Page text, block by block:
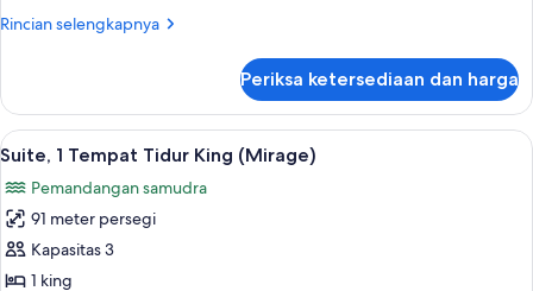
Tidur
Explorer)
Rincian selengkapnya
Rincian
Kamar
Premium,
1
Tidur
King
(Spa
Explorer)
Periksa ketersediaan dan harga
Lihat
semua
foto
untuk
Suite,
1
Suite, 1 Tempat Tidur King (Mirage) |
7
Suite, 1 Tempat Tidur King (Mirage)
Pemandangan samudra
91 meter persegi
Kapasitas 3
1 king